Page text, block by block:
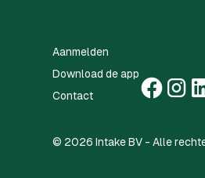
Aanmelden
Download de app
Contact
© 2026 Intake BV - Alle